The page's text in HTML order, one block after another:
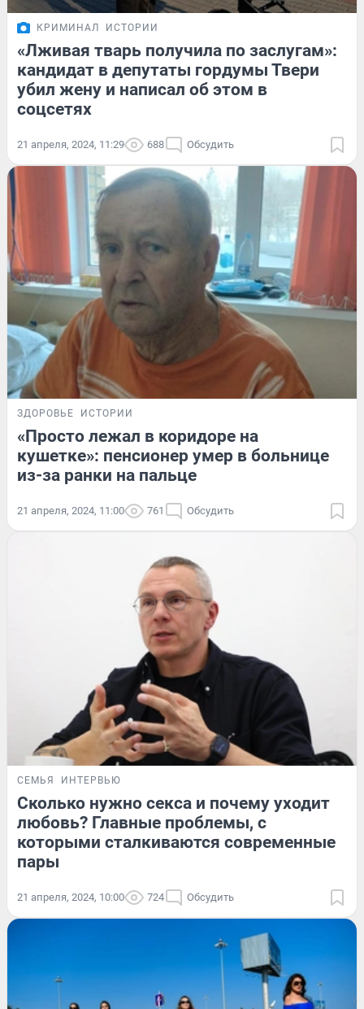
КРИМИНАЛ ИСТОРИИ
«Лживая тварь получила по заслугам»:
кандидат в депутаты гордумы Твери
убил жену и написал об этом в
соцсетях
21 апреля, 2024, 11:29 688 Обсудить
ЗДОРОВЬЕ ИСТОРИИ
«Просто лежал в коридоре на
кушетке»: пенсионер умер в больнице
из-за ранки на пальце
21 апреля, 2024, 11:00 761 Обсудить
СЕМЬЯ ИНТЕРВЬЮ
Сколько нужно секса и почему уходит
любовь? Главные проблемы, с
которыми сталкиваются современные
пары
21 апреля, 2024, 10:00 724 Обсудить